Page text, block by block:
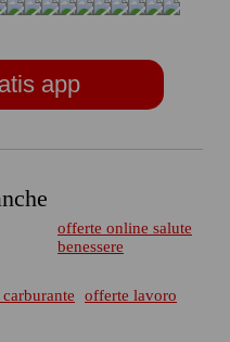
app
offerte online salute
benessere
offerte lavoro